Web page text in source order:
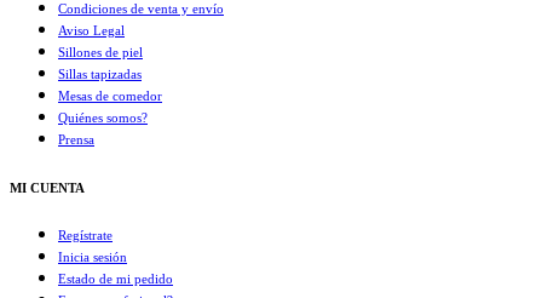
Condiciones de venta y envío
Aviso Legal
Sillones de piel
Sillas tapizadas
Mesas de comedor
Quiénes somos?
Prensa
MI CUENTA
Regístrate
Inicia sesión
Estado de mi pedido